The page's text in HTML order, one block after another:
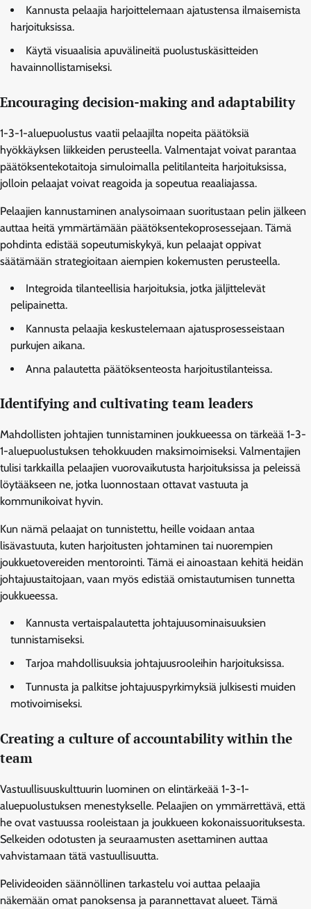
Kannusta pelaajia harjoittelemaan ajatustensa ilmaisemista
harjoituksissa.
Käytä visuaalisia apuvälineitä puolustuskäsitteiden
havainnollistamiseksi.
Encouraging decision-making and adaptability
1-3-1-aluepuolustus vaatii pelaajilta nopeita päätöksiä
hyökkäyksen liikkeiden perusteella. Valmentajat voivat parantaa
päätöksentekotaitoja simuloimalla pelitilanteita harjoituksissa,
jolloin pelaajat voivat reagoida ja sopeutua reaaliajassa.
Pelaajien kannustaminen analysoimaan suoritustaan pelin jälkeen
auttaa heitä ymmärtämään päätöksentekoprosessejaan. Tämä
pohdinta edistää sopeutumiskykyä, kun pelaajat oppivat
säätämään strategioitaan aiempien kokemusten perusteella.
Integroida tilanteellisia harjoituksia, jotka jäljittelevät
pelipainetta.
Kannusta pelaajia keskustelemaan ajatusprosesseistaan
purkujen aikana.
Anna palautetta päätöksenteosta harjoitustilanteissa.
Identifying and cultivating team leaders
Mahdollisten johtajien tunnistaminen joukkueessa on tärkeää 1-3-
1-aluepuolustuksen tehokkuuden maksimoimiseksi. Valmentajien
tulisi tarkkailla pelaajien vuorovaikutusta harjoituksissa ja peleissä
löytääkseen ne, jotka luonnostaan ottavat vastuuta ja
kommunikoivat hyvin.
Kun nämä pelaajat on tunnistettu, heille voidaan antaa
lisävastuuta, kuten harjoitusten johtaminen tai nuorempien
joukkuetovereiden mentorointi. Tämä ei ainoastaan kehitä heidän
johtajuustaitojaan, vaan myös edistää omistautumisen tunnetta
joukkueessa.
Kannusta vertaispalautetta johtajuusominaisuuksien
tunnistamiseksi.
Tarjoa mahdollisuuksia johtajuusrooleihin harjoituksissa.
Tunnusta ja palkitse johtajuuspyrkimyksiä julkisesti muiden
motivoimiseksi.
Creating a culture of accountability within the
team
Vastuullisuuskulttuurin luominen on elintärkeää 1-3-1-
aluepuolustuksen menestykselle. Pelaajien on ymmärrettävä, että
he ovat vastuussa rooleistaan ja joukkueen kokonaissuorituksesta.
Selkeiden odotusten ja seuraamusten asettaminen auttaa
vahvistamaan tätä vastuullisuutta.
Pelivideoiden säännöllinen tarkastelu voi auttaa pelaajia
näkemään omat panoksensa ja parannettavat alueet. Tämä